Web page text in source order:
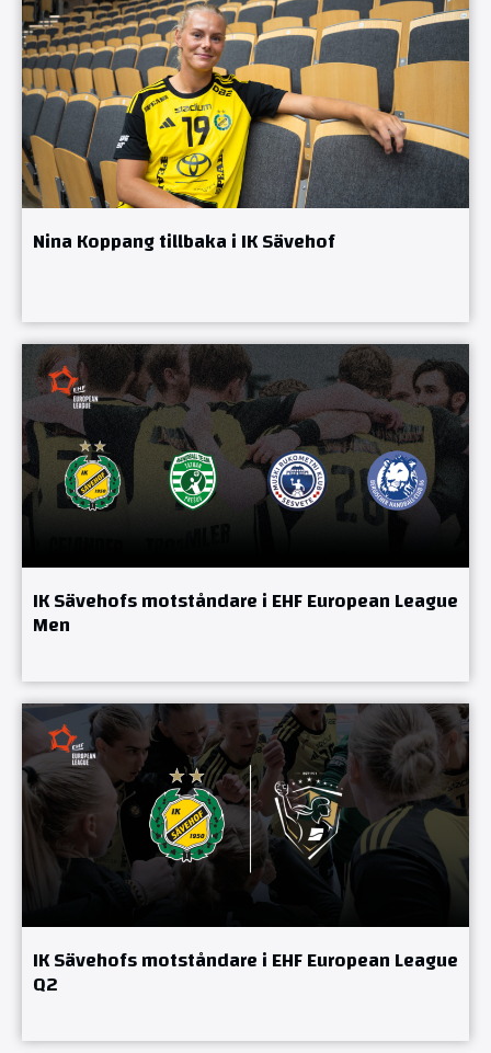
Nina Koppang tillbaka i IK Sävehof
IK Sävehofs motståndare i EHF European League
Men
IK Sävehofs motståndare i EHF European League
Q2